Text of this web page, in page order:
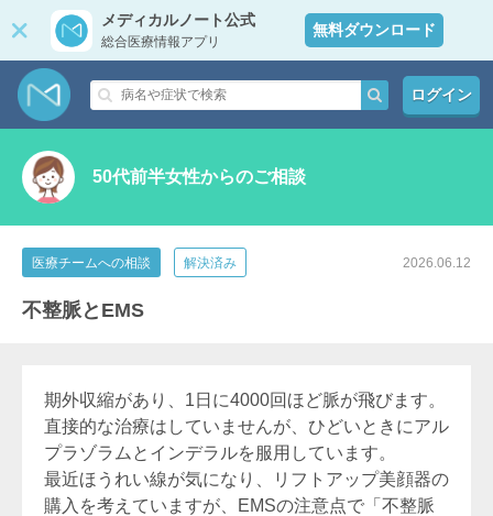
メディカルノート公式
総合医療情報アプリ
無料ダウンロード
ログイン
50代前半女性からのご相談
医療チームへの相談 解決済み 2026.06.12
不整脈とEMS
期外収縮があり、1日に4000回ほど脈が飛びます。
直接的な治療はしていませんが、ひどいときにアル
プラゾラムとインデラルを服用しています。
最近ほうれい線が気になり、リフトアップ美顔器の
購入を考えていますが、EMSの注意点で「不整脈